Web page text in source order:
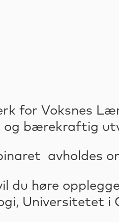
for Voksnes
og bærekraftig
avholdes
du høre
Universitetet i